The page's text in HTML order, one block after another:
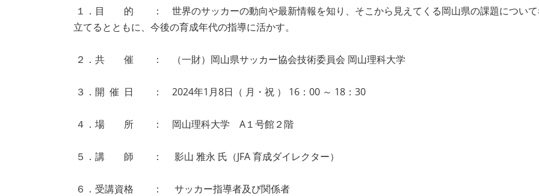
１．目 的 ： 世界のサッカーの動向や最新情報を知り、そこから見えてくる岡山県の課題について
立てるとともに、今後の育成年代の指導に活かす。
２．共 催 ： （一財）岡山県サッカー協会技術委員会 岡山理科大学
３．開 催 日 ： 2024年1月8日（ 月・祝 ） 16：00 ～ 18：30
４．場 所 ： 岡山理科大学 A１号館２階
５．講 師 ： 影山 雅永 氏（JFA 育成ダイレクター）
６．受講資格 ： サッカー指導者及び関係者